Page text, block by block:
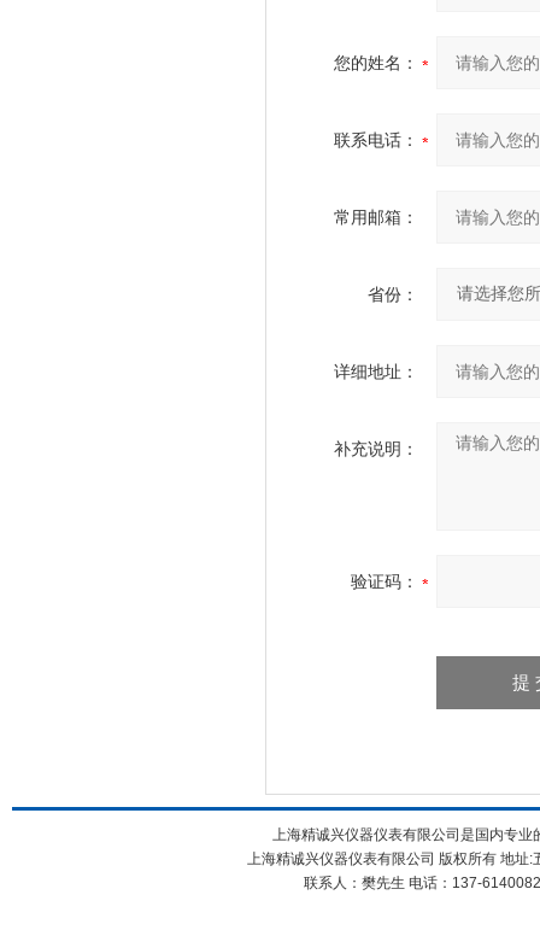
您的姓名：
联系电话：
常用邮箱：
省份：
详细地址：
补充说明：
验证码：
上海精诚兴仪器仪表有限公司是国内专
上海精诚兴仪器仪表有限公司 版权所有 地
联系人：樊先生 电话：137-